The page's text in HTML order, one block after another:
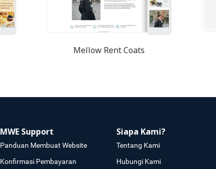
Mellow Rent Coats
MWE Support
Panduan Membuat Website
Konfirmasi Pembayaran
Siapa Kami?
Tentang Kami
Hubungi Kami